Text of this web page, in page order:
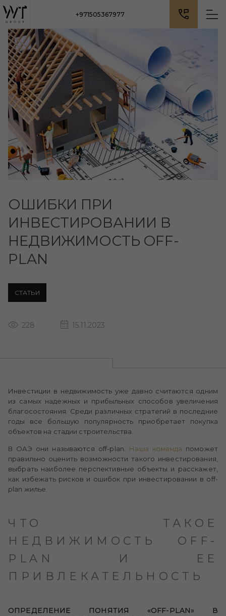
+971505367977
ОШИБКИ ПРИ
ИНВЕСТИРОВАНИИ В
НЕДВИЖИМОСТЬ OFF-
PLAN
СТАТЬИ
228 15.11.2023
Инвестиции в недвижимость уже давно считаются одним
из самых надежных и прибыльных способов увеличения
благосостояния. Среди различных стратегий в последние
годы все большую популярность приобретает покупка
объектов на стадии строительства.
В ОАЭ они называются off-plan. Наша команда поможет
правильно оценить возможности такого инвестирования,
выбрать наиболее перспективные объекты и расскажет,
как избежать рисков и ошибок при инвестировании в off-
plan жилье.
ЧТО ТАКОЕ
НЕДВИЖИМОСТЬ OFF-
PLAN И ЕЕ
ПРИВЛЕКАТЕЛЬНОСТЬ
ОПРЕДЕЛЕНИЕ ПОНЯТИЯ «OFF-PLAN» В